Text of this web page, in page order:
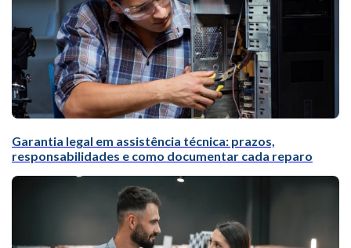
Garantia legal em assistência técnica: prazos,
responsabilidades e como documentar cada reparo